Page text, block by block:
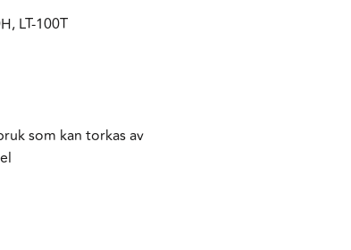
LT-100T
som kan torkas av